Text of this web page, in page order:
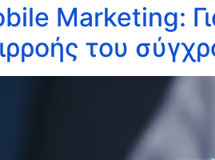
Marketing:
του